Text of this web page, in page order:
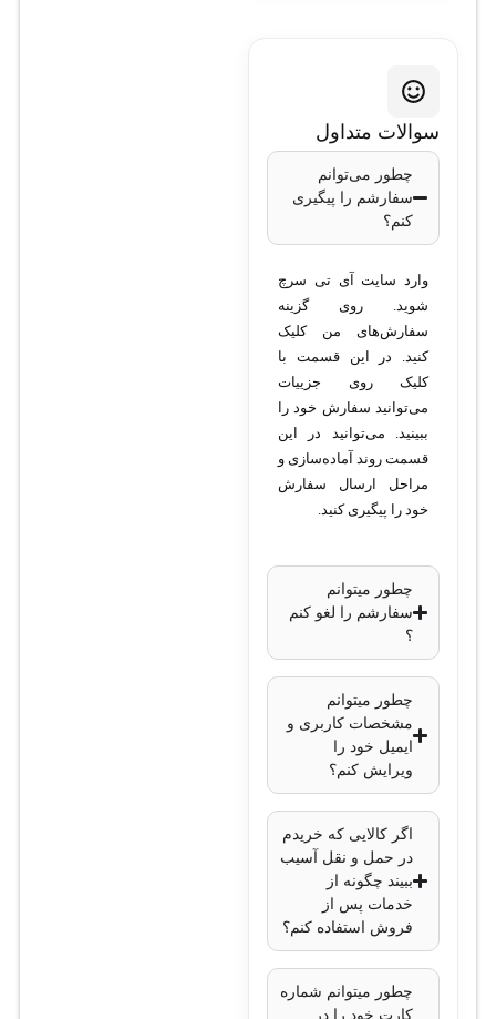
2CD2783G2-
IZS
نوع دوربین
کیفیت تصویر
: 8
مگاپیکسل (4K
Ultra HD)
رزولوشن تصویر:
3840×2160 پیکسل
: وریفوکال
موتوردار 2.8 تا 12
میلی‌متر
30 درجه (قابل
تنظیم)
فناوری دید در شب:
30 متر
فناوری هوشمند
نقلیه)
فشرده‌سازی ویدیو
H.265+, H.265,
کاهش نویز دیجیتال:
3D DNR
سوالات متداول
چطور می‌توانم
سفارشم را پیگیری
کنم؟
وارد سایت آی تی سرچ
شوید. روی گزینه
سفارش‌های من کلیک
کنید. در این قسمت با
کلیک روی جزییات
می‌توانید سفارش خود را
ببینید. می‌توانید در این
قسمت روند آماده‌سازی و
مراحل ارسال سفارش
خود را پیگیری کنید.
چطور میتوانم
سفارشم را لغو کنم
؟
چطور میتوانم
مشخصات کاربری و
ایمیل خود را
ویرایش کنم؟
اگر کالایی که خریدم
در حمل و نقل آسیب
ببیند چگونه از
خدمات پس از
فروش استفاده کنم؟
چطور میتوانم شماره
کارت خود را در